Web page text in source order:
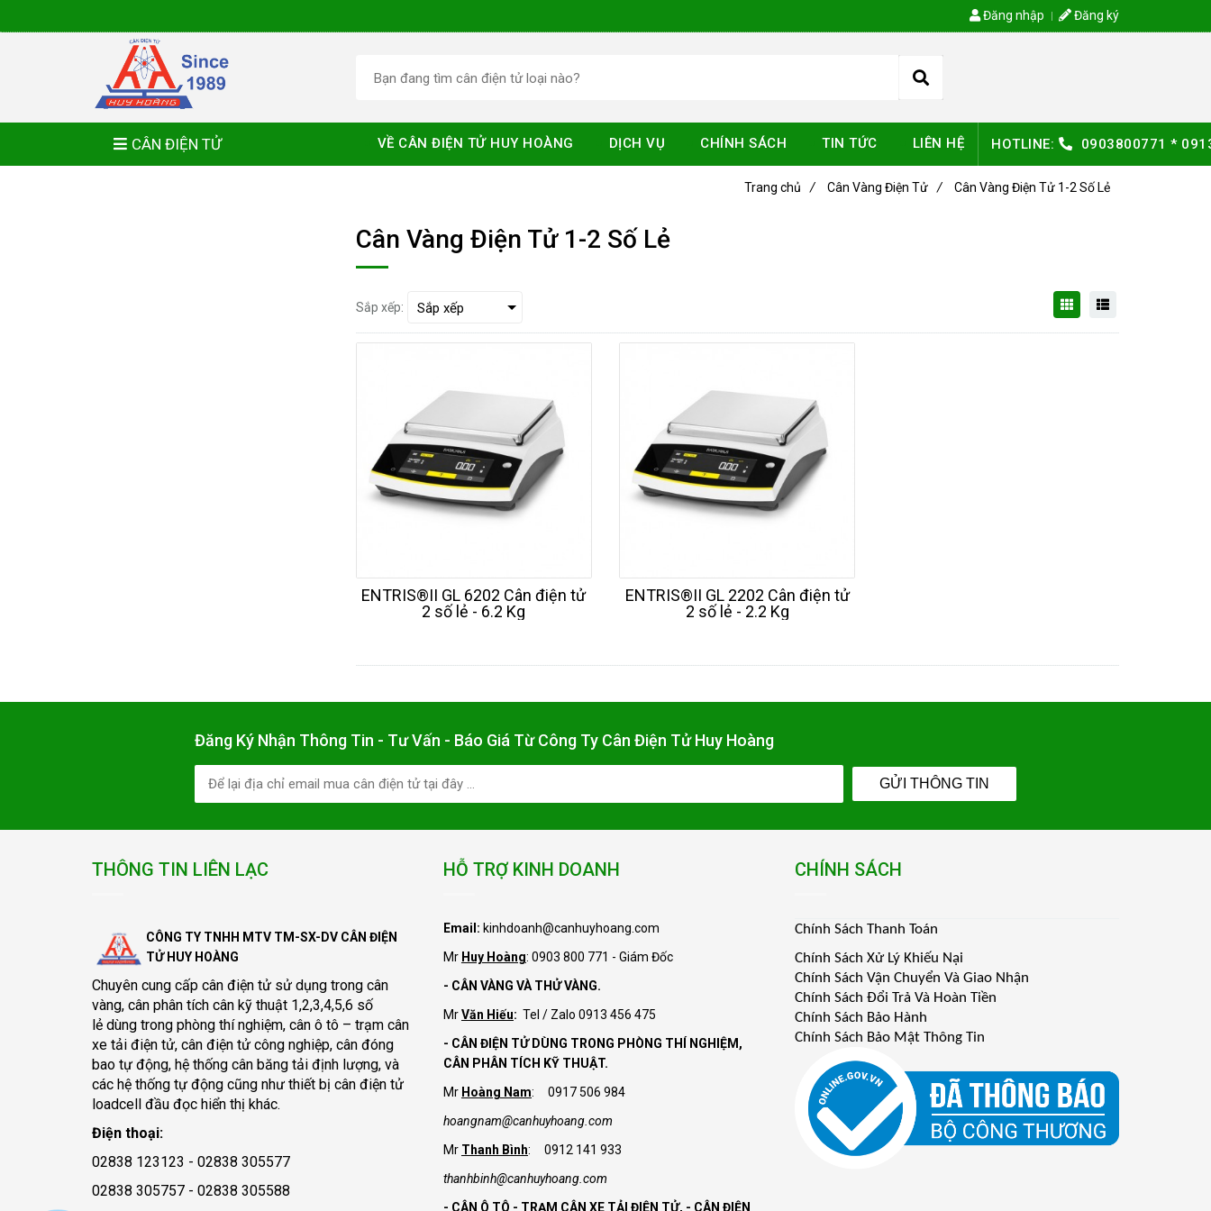
Đăng Ký Nhận Thông Tin - Tư Vấn - Báo Giá Từ Công Ty Cân Điện Tử Huy Hoàng
GỬI THÔNG TIN
THÔNG TIN LIÊN LẠC
CÔNG TY TNHH MTV TM-SX-DV CÂN ĐIỆN
TỬ HUY HOÀNG
Chuyên cung cấp cân điện tử sử dụng trong cân
vàng, cân phân tích cân kỹ thuật 1,2,3,4,5,6 số
lẻ dùng trong phòng thí nghiệm, cân ô tô – trạm cân
xe tải điện tử, cân điện tử công nghiệp, cân đóng
bao tự động, hệ thống cân băng tải định lượng, và
các hệ thống tự động cũng như thiết bị cân điện tử
loadcell đầu đọc hiển thị khác.
Điện thoại:
02838 123123 - 02838 305577
02838 305757 - 02838 305588
HỖ TRỢ KINH DOANH
Email: kinhdoanh@canhuyhoang.com
Mr Huy Hoàng: 0903 800 771 - Giám Đốc
- CÂN VÀNG VÀ THỬ VÀNG.
MrVăn Hiếu: Tel / Zalo 0913 456 475
- CÂN ĐIỆN TỬ DÙNG TRONG PHÒNG THÍ NGHIỆM,
CÂN PHÂN TÍCH KỸ THUẬT.
Mr Hoàng Nam: 0917 506 984
hoangnam@canhuyhoang.com
Mr Thanh Bình: 0912 141 933
thanhbinh@canhuyhoang.com
- CÂN Ô TÔ - TRẠM CÂN XE TẢI ĐIỆN TỬ, - CÂN ĐIỆN
CHÍNH SÁCH
Chính Sách Thanh Toán
Chính Sách Xử Lý Khiếu Nại
Chính Sách Vận Chuyển Và Giao Nhận
Chính Sách Đổi Trả Và Hoàn Tiền
Chính Sách Bảo Hành
Chính Sách Bảo Mật Thông Tin
Cân Vàng Điện Tử 1-2 Số Lẻ
Sắp xếp:
ENTRIS®II GL 6202 Cân điện tử
2 số lẻ - 6.2 Kg
ENTRIS®II GL 2202 Cân điện tử
2 số lẻ - 2.2 Kg
Trang chủ / Cân Vàng Điện Tử / Cân Vàng Điện Tử 1-2 Số Lẻ
Đăng nhập Đăng ký
CÂN ĐIỆN TỬ VỀ CÂN ĐIỆN TỬ HUY HOÀNG DỊCH VỤ CHÍNH SÁCH TIN TỨC LIÊN HỆ HOTLINE: 0903800771 *